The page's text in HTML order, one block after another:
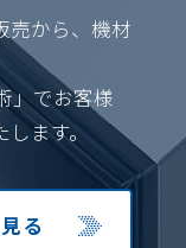
売から、機材
」でお客様
ます。
る